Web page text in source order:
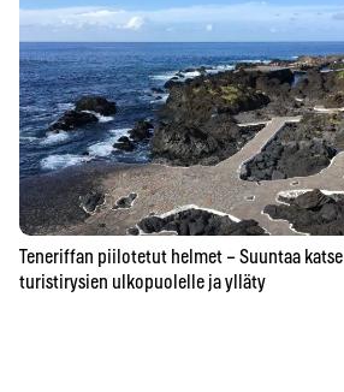
Teneriffan piilotetut helmet – Suuntaa katse
turistirysien ulkopuolelle ja ylläty